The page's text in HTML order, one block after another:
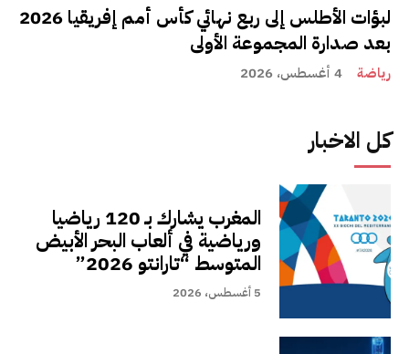
لبؤات الأطلس إلى ربع نهائي كأس أمم إفريقيا 2026
بعد صدارة المجموعة الأولى
رياضة 4 أغسطس، 2026
كل الاخبار
المغرب يشارك بـ 120 رياضيا
ورياضية في ألعاب البحر الأبيض
المتوسط “تارانتو 2026”
5 أغسطس، 2026